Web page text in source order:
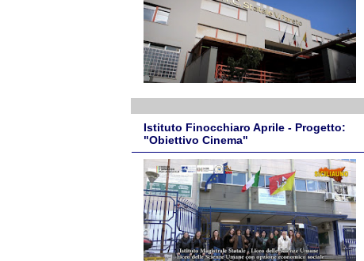
Istituto Finocchiaro Aprile - Progetto:
"Obiettivo Cinema"